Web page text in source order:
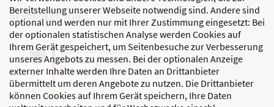
Bereitstellung unserer Webseite notwendig sind. Andere sind
optional und werden nur mit Ihrer Zustimmung eingesetzt: Bei
der optionalen statistischen Analyse werden Cookies auf
Ihrem Gerät gespeichert, um Seitenbesuche zur Verbesserung
unseres Angebots zu messen. Bei der optionalen Anzeige
externer Inhalte werden Ihre Daten an Drittanbieter
übermittelt um deren Angebote zu nutzen. Die Drittanbieter
können Cookies auf Ihrem Gerät speichern, Ihre Daten
GEFÖRDERT VON